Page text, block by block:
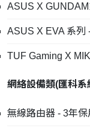
ASUS X GUNDAM
ASUS X EVA 系列
TUF Gaming X
網絡設備類(匯科系
無線路由器 - 3年保